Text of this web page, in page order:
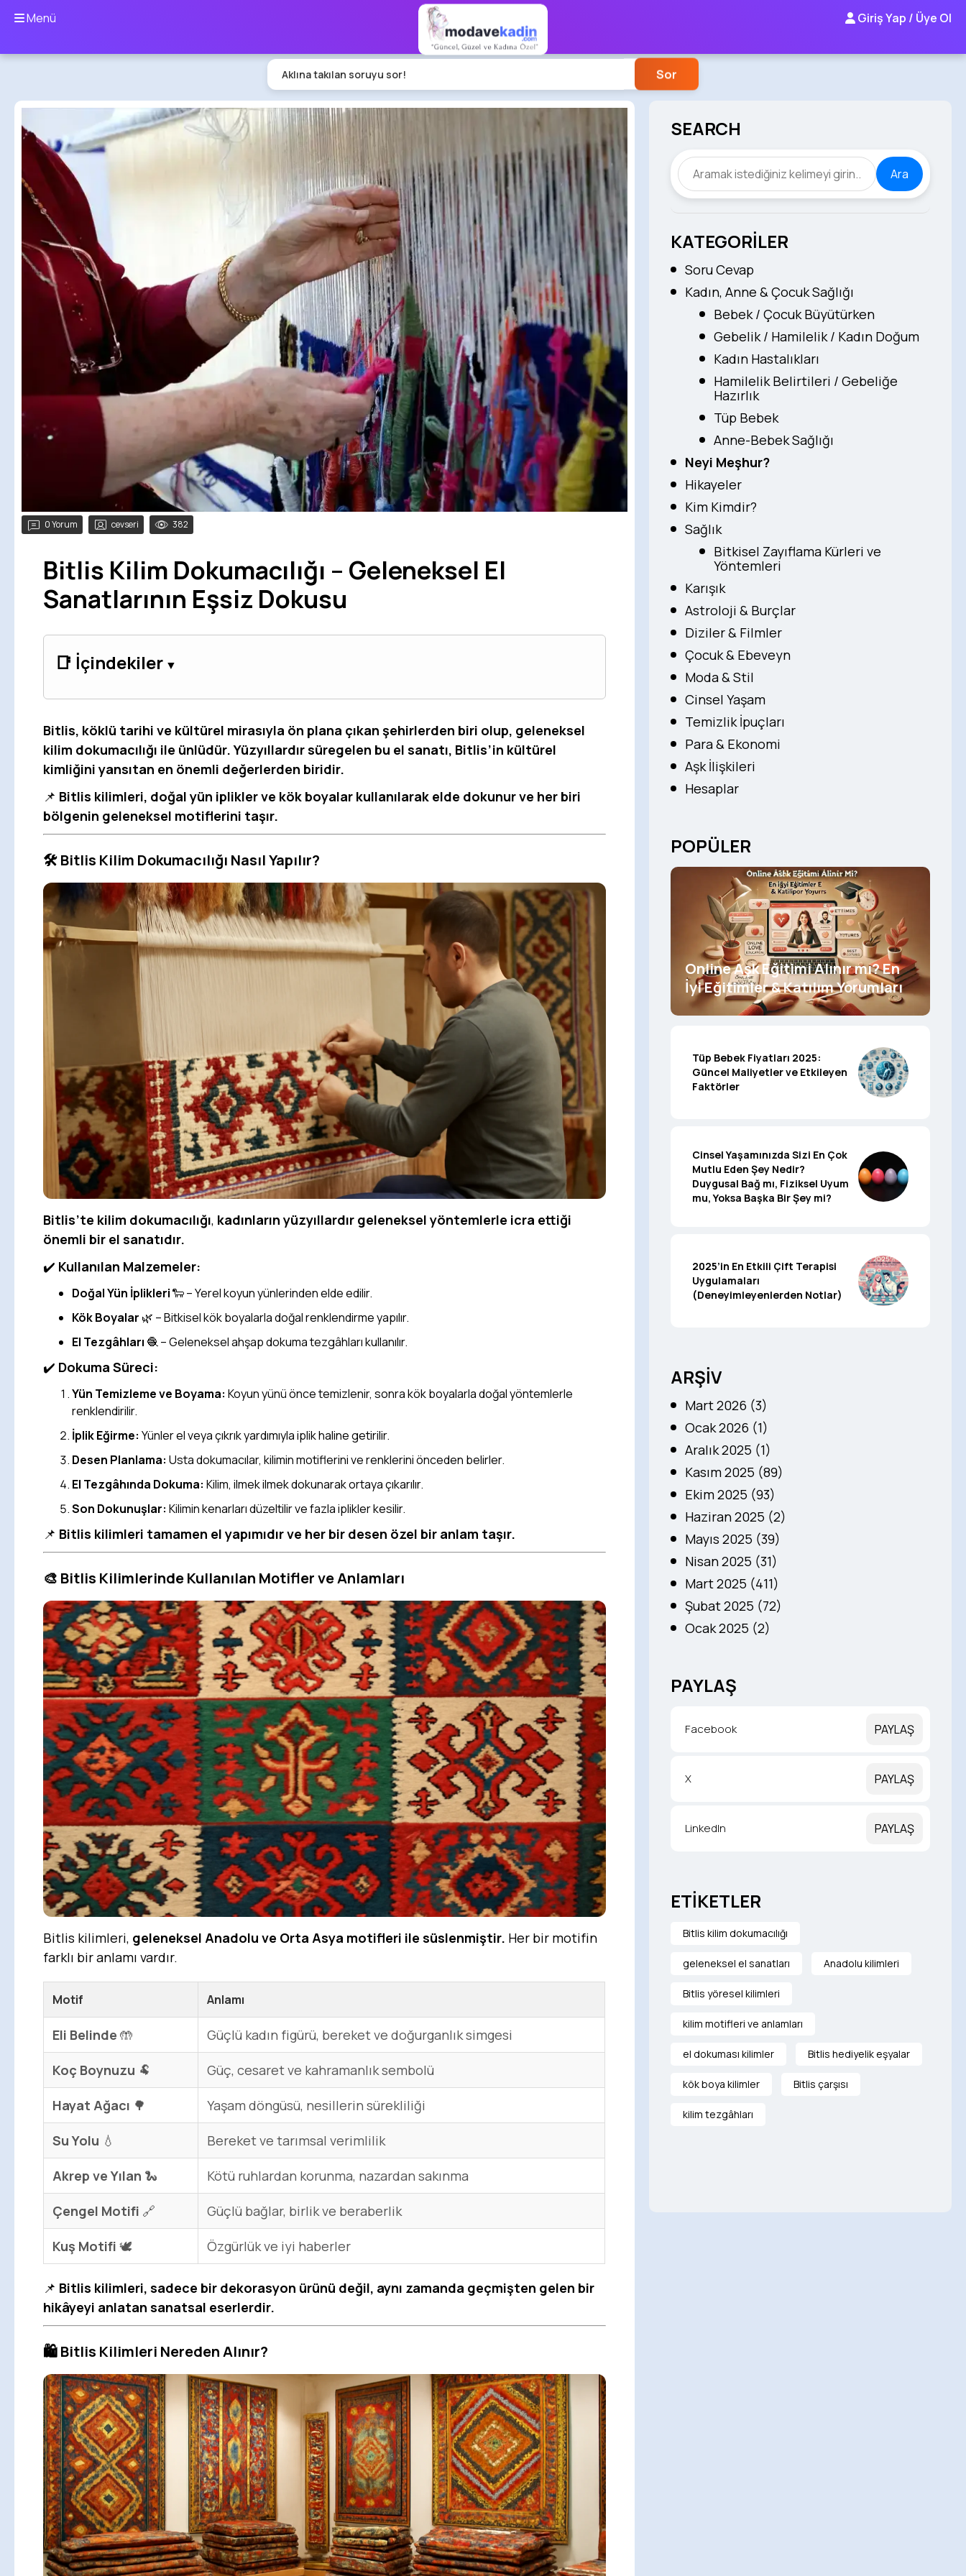
Menü Giriş Yap / Üye Ol
Aklına takılan soruyu sor! Sor
0 Yorum cevseri 382
Bitlis Kilim Dokumacılığı – Geleneksel El
Sanatlarının Eşsiz Dokusu
📑 İçindekiler
Bitlis, köklü tarihi ve kültürel mirasıyla ön plana çıkan şehirlerden biri olup, geleneksel
kilim dokumacılığı ile ünlüdür. Yüzyıllardır süregelen bu el sanatı, Bitlis’in kültürel
kimliğini yansıtan en önemli değerlerden biridir.
📌 Bitlis kilimleri, doğal yün iplikler ve kök boyalar kullanılarak elde dokunur ve her biri
bölgenin geleneksel motiflerini taşır.
🛠️ Bitlis Kilim Dokumacılığı Nasıl Yapılır?
Bitlis’te kilim dokumacılığı, kadınların yüzyıllardır geleneksel yöntemlerle icra ettiği
önemli bir el sanatıdır.
✔️ Kullanılan Malzemeler:
Doğal Yün İplikleri🐑 – Yerel koyun yünlerinden elde edilir.
Kök Boyalar 🌿 – Bitkisel kök boyalarla doğal renklendirme yapılır.
El Tezgâhları 🧶 – Geleneksel ahşap dokuma tezgâhları kullanılır.
✔️ Dokuma Süreci:
Yün Temizleme ve Boyama: Koyun yünü önce temizlenir, sonra kök boyalarla doğal yöntemlerle
renklendirilir.
İplik Eğirme: Yünler el veya çıkrık yardımıyla iplik haline getirilir.
Desen Planlama: Usta dokumacılar, kilimin motiflerini ve renklerini önceden belirler.
El Tezgâhında Dokuma: Kilim, ilmek ilmek dokunarak ortaya çıkarılır.
Son Dokunuşlar: Kilimin kenarları düzeltilir ve fazla iplikler kesilir.
📌 Bitlis kilimleri tamamen el yapımıdır ve her bir desen özel bir anlam taşır.
🎨 Bitlis Kilimlerinde Kullanılan Motifler ve Anlamları
Bitlis kilimleri, geleneksel Anadolu ve Orta Asya motifleri ile süslenmiştir. Her bir motifin
farklı bir anlamı vardır.
Motif Anlamı
Eli Belinde 🤲 Güçlü kadın figürü, bereket ve doğurganlık simgesi
Koç Boynuzu 🐏 Güç, cesaret ve kahramanlık sembolü
Hayat Ağacı 🌳 Yaşam döngüsü, nesillerin sürekliliği
Su Yolu 💧 Bereket ve tarımsal verimlilik
Akrep ve Yılan 🐍 Kötü ruhlardan korunma, nazardan sakınma
Çengel Motifi 🔗 Güçlü bağlar, birlik ve beraberlik
Kuş Motifi 🕊️ Özgürlük ve iyi haberler
📌 Bitlis kilimleri, sadece bir dekorasyon ürünü değil, aynı zamanda geçmişten gelen bir
hikâyeyi anlatan sanatsal eserlerdir.
🛍️ Bitlis Kilimleri Nereden Alınır?
SEARCH
Ara
KATEGORİLER
Soru Cevap
Kadın, Anne & Çocuk Sağlığı
Bebek / Çocuk Büyütürken
Gebelik / Hamilelik / Kadın Doğum
Kadın Hastalıkları
Hamilelik Belirtileri / Gebeliğe
Hazırlık
Tüp Bebek
Anne-Bebek Sağlığı
Neyi Meşhur?
Hikayeler
Kim Kimdir?
Sağlık
Bitkisel Zayıflama Kürleri ve
Yöntemleri
Karışık
Astroloji & Burçlar
Diziler & Filmler
Çocuk & Ebeveyn
Moda & Stil
Cinsel Yaşam
Temizlik İpuçları
Para & Ekonomi
Aşk İlişkileri
Hesaplar
POPÜLER
Online Aşk Eğitimi Alınır mı? En
İyi Eğitimler & Katılım Yorumları
Tüp Bebek Fiyatları 2025:
Güncel Maliyetler ve Etkileyen
Faktörler
Cinsel Yaşamınızda Sizi En Çok
Mutlu Eden Şey Nedir?
Duygusal Bağ mı, Fiziksel Uyum
mu, Yoksa Başka Bir Şey mi?
2025’in En Etkili Çift Terapisi
Uygulamaları
(Deneyimleyenlerden Notlar)
ARŞİV
Mart 2026 (3)
Ocak 2026 (1)
Aralık 2025 (1)
Kasım 2025 (89)
Ekim 2025 (93)
Haziran 2025 (2)
Mayıs 2025 (39)
Nisan 2025 (31)
Mart 2025 (411)
Şubat 2025 (72)
Ocak 2025 (2)
PAYLAŞ
Facebook PAYLAŞ
X PAYLAŞ
LinkedIn PAYLAŞ
ETİKETLER
Bitlis kilim dokumacılığı
geleneksel el sanatları Anadolu kilimleri
Bitlis yöresel kilimleri
kilim motifleri ve anlamları
el dokuması kilimler Bitlis hediyelik eşyalar
kök boya kilimler Bitlis çarşısı
kilim tezgâhları